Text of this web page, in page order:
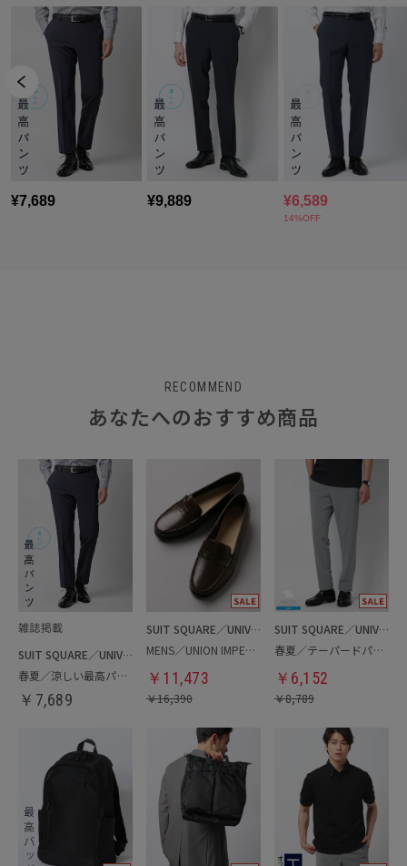
RECOMMEND
あなたへのおすすめ商品
SUIT SQUARE／UNIVERSAL LANGUAGE
春夏／涼しい最高パンツ
￥ 7,689
SUIT SQUARE／UNIVERSAL LANGUAGE
MENS／UNION IMPERIAL監修／コインローファー
￥ 11,473
￥16,390
SUIT SQUARE／UNIVERSAL LANGUAGE
春夏／テーパードパンツ
￥ 6,152
￥8,789